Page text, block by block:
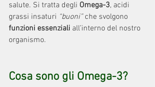
salute. Si tratta degli Omega-3, acidi
grassi insaturi “buoni” che svolgono
funzioni essenziali all’interno del nostro
organismo.
Cosa sono gli Omega-3?